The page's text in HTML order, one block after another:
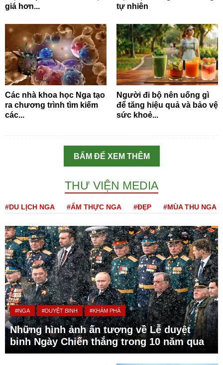
giá hơn...
tự nhiên
Các nhà khoa học Nga tạo
ra chương trình tìm kiếm
các...
Người đi bộ nên uống gì
để tăng hiệu quả và bảo vệ
sức khoẻ...
BẤM ĐỂ XEM THÊM
THƯ VIỆN MEDIA
#DU LỊCH NGA #ẨM THỰC NGA #ĐẸP #MÙA THU NGA
#NGA #DUYỆT BINH #KHÁM PHÁ
Những hình ảnh ấn tượng về Lễ duyệt
binh Ngày Chiến thắng trong 10 năm qua